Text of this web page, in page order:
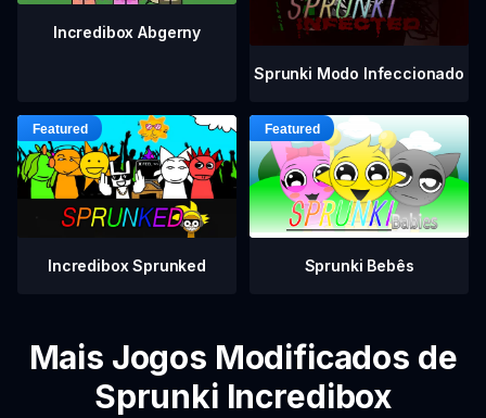
Incredibox Abgerny
Sprunki Modo Infeccionado
Incredibox Sprunked Sprunki Bebês
Mais Jogos Modificados de
Sprunki Incredibox